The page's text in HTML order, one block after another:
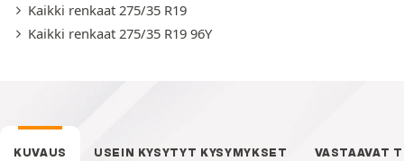
Kaikki renkaat 275/35 R19
Kaikki renkaat 275/35 R19 96Y
KUVAUS USEIN KYSYTYT KYSYMYKSET VASTAAVAT